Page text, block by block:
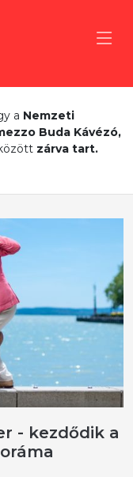
a Nemzeti
Buda Kávézó,
zárva tart.
- kezdődik a